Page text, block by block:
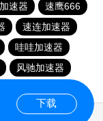
速器
速鹰666
速连加速器
哇哇加速器
风驰加速器
下载